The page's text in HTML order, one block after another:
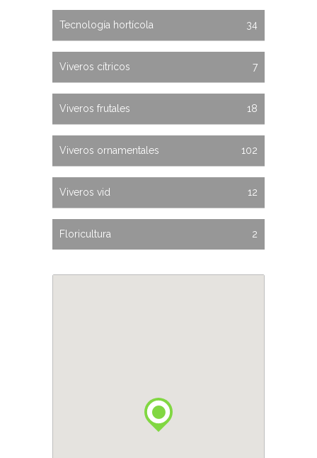
Tecnología hortícola 34
Viveros cítricos 7
Viveros frutales 18
Viveros ornamentales 102
Viveros vid 12
Floricultura 2